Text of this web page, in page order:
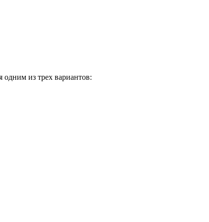
из трех вариантов: